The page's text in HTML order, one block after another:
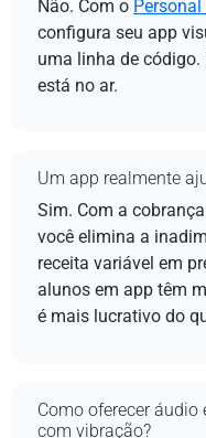
Não. Com o
configura seu app
uma linha de código.
está no ar.
Um app realmente
Sim. Com a
você elimina a
receita variável em
alunos em app têm
é mais lucrativo do
Como oferecer
com vibração?